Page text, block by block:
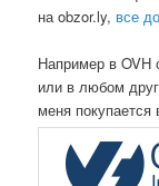
на obzor.ly, все
Например в OVH
или в любом
меня покупается